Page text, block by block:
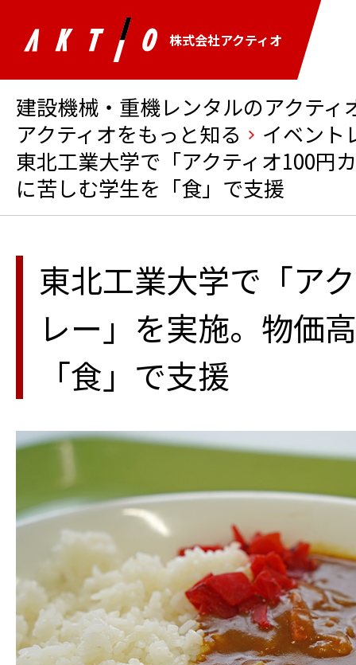
株式会社アクティオ
建設機械・重機レンタルのアクティ
アクティオをもっと知る
イベント
東北工業大学で「アクティオ100円
に苦しむ学生を「食」で支援
東北工業大学で「ア
レー」を実施。物価
「食」で支援